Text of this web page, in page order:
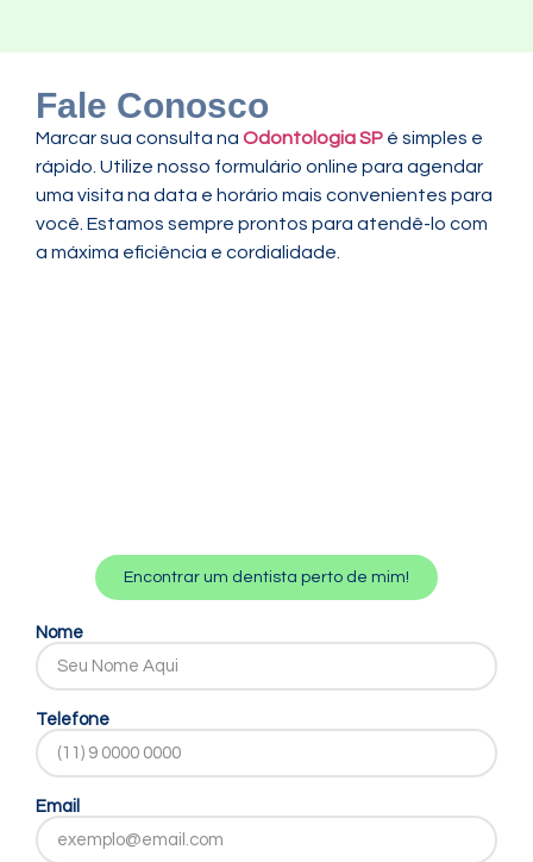
Fale Conosco
Marcar sua consulta na Odontologia SP é simples e
rápido. Utilize nosso formulário online para agendar
uma visita na data e horário mais convenientes para
você. Estamos sempre prontos para atendê-lo com
a máxima eficiência e cordialidade.
Encontrar um dentista perto de mim!
Nome
Telefone
Email